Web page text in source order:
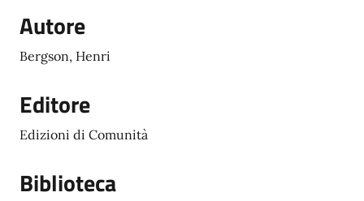
Autore
Bergson, Henri
Editore
Edizioni di Comunità
Biblioteca